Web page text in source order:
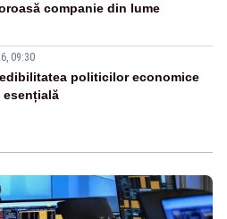
companie din lume
09:30
politicilor economice
esențială